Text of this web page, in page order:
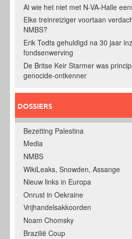
Al wie het niet met N-VA-Halle
Elke treinreiziger voortaan
NMBS?
Erik Todts gehuldigd na 30 jaar
fondsenwerving
De Britse Keir Starmer was
genocide-ontkenner
DOSSIERS
Bezetting Palestina
Media
NMBS
WikiLeaks, Snowden, Assange
Nieuw links in Europa
Onrust in Oekraine
Vrijhandelsakkoorden
Noam Chomsky
Brazilië Coup